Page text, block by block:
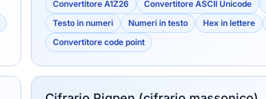
Convertitore A1Z26
Convertitore ASCII Unicode
Testo in numeri
Numeri in testo Hex in lettere
Convertitore code point